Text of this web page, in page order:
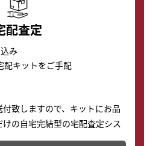
配査定
み
配キットをご手配
致しますので、キットにお品
の自宅完結型の宅配査定シス